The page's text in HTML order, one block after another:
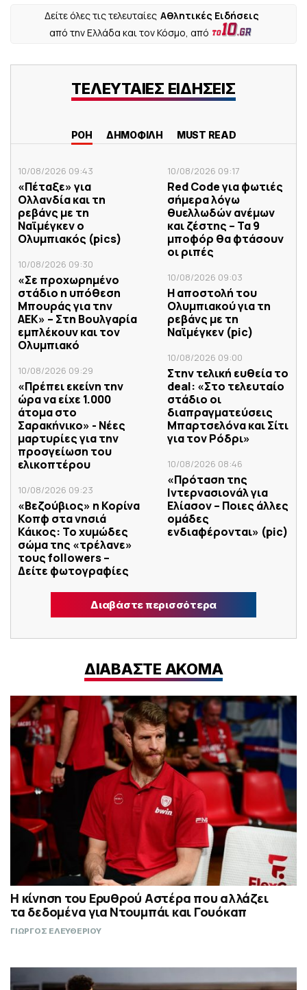
Δείτε όλες τις τελευταίες Αθλητικές Ειδήσεις
από την Ελλάδα και τον Κόσμο, από
ΤΕΛΕΥΤΑΙΕΣ ΕΙΔΗΣΕΙΣ
ΡΟΗ ΔΗΜΟΦΙΛΗ MUST READ
10/08/2026 09:43
«Πέταξε» για
Ολλανδία και τη
ρεβάνς με τη
Ναϊμέγκεν ο
Ολυμπιακός (pics)
10/08/2026 09:30
«Σε προχωρημένο
στάδιο η υπόθεση
Μπουράς για την
ΑΕΚ» – Στη Βουλγαρία
εμπλέκουν και τον
Ολυμπιακό
10/08/2026 09:29
«Πρέπει εκείνη την
ώρα να είχε 1.000
άτομα στο
Σαρακήνικο» - Νέες
μαρτυρίες για την
προσγείωση του
ελικοπτέρου
10/08/2026 09:23
«Βεζούβιος» η Κορίνα
Κοπφ στα νησιά
Κάικος: Το χυμώδες
σώμα της «τρέλανε»
τους followers –
Δείτε φωτογραφίες
10/08/2026 09:17
Red Code για φωτιές
σήμερα λόγω
θυελλωδών ανέμων
και ζέστης – Τα 9
μποφόρ θα φτάσουν
οι ριπές
10/08/2026 09:03
Η αποστολή του
Ολυμπιακού για τη
ρεβάνς με τη
Ναϊμέγκεν (pic)
10/08/2026 09:00
Στην τελική ευθεία το
deal: «Στο τελευταίο
στάδιο οι
διαπραγματεύσεις
Μπαρτσελόνα και Σίτι
για τον Ρόδρι»
10/08/2026 08:46
«Πρόταση της
Ιντερνασιονάλ για
Ελίασον – Ποιες άλλες
ομάδες
ενδιαφέρονται» (pic)
Διαβάστε περισσότερα
ΔΙΑΒΑΣΤΕ ΑΚΟΜΑ
Η κίνηση του Ερυθρού Αστέρα που αλλάζει
τα δεδομένα για Ντουμπάι και Γουόκαπ
ΓΙΩΡΓΟΣ ΕΛΕΥΘΕΡΙΟΥ